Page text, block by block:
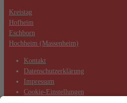
Kreistag
Hofheim
Eschborn
Hochheim (Massenheim)
Kontakt
Datenschutzerklärung
Impressum
Cookie-Einstellungen